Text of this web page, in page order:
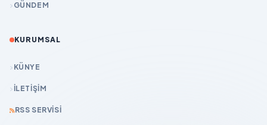
GÜNDEM
KURUMSAL
KÜNYE
İLETIŞIM
RSS SERVISI